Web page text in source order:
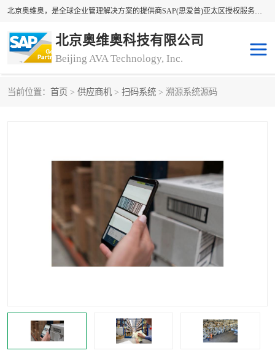
北京奥维奥，是全球企业管理解决方案的提供商SAP(思爱普)亚太区授权服务商领军者，SAP金牌服务商和代理商。企业ERP系统软件，SAP软件实施，17年来服务客户1500多家。提供SAP Business One，SAP Business ByDesign，SAP S/4HANA Cloud，SAP Analytics Cloud （分析云）等产品与解决方案。咨询专线：400-890-8880
北京奥维奥科技有限公司
Beijing AVA Technology, Inc.
当前位置： 首页 > 供应商机 > 扫码系统 > 溯源系统源码
sap管理系统
码上用条码管理 扫码系统
工厂ERP软件 制造业ERP系统
工厂ERP系统 皮具厂erp系统
玩具厂erp系统 五金厂erp系统
小工厂erp系统 印染厂erp系统